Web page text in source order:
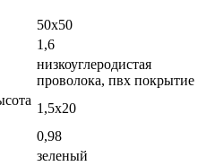
50х50
1,6
низкоуглеродистая
проволока, пвх покрытие
1,5х20
0,98
зеленый